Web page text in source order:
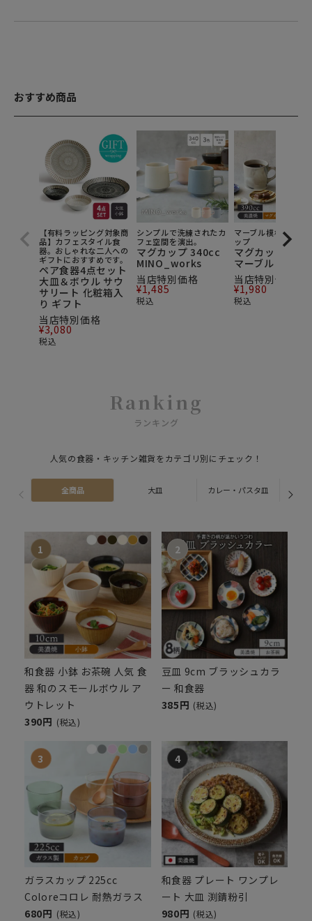
おすすめ商品
【有料ラッピング対象商
品】カフェスタイル食
器。おしゃれな二人への
ギフトにおすすめです。
ペア食器4点セット
大皿＆ボウル サウ
サリート 化粧箱入
り ギフト
当店特別価格
¥3,080
税込
シンプルで洗練されたカ
フェ空間を演出。
マグカップ 340cc
MINO_works
当店特別価格
¥1,485
税込
マーブル模様が上品
ップ
マグカップ
マーブル
当店特別価格
¥1,980
税込
Ranking
ランキング
人気の食器・キッチン雑貨をカテゴリ別にチェック！
全商品 大皿 カレー・パスタ皿
和食器 小鉢 お茶碗 人気 食
器 和のスモールボウル ア
ウトレット
390円 (税込)
豆皿 9cm ブラッシュカラ
ー 和食器
385円 (税込)
ガラスカップ 225cc
Coloreコロレ 耐熱ガラス
680円 (税込)
和食器 プレート ワンプレ
ート 大皿 渕錆粉引
980円 (税込)